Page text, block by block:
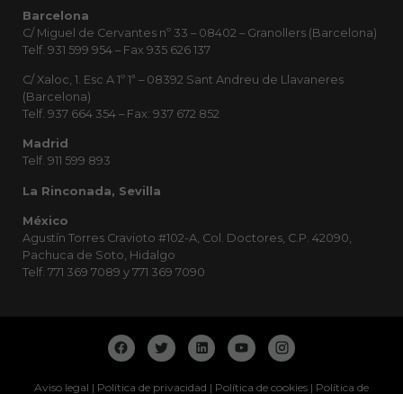
Barcelona
C/ Miguel de Cervantes nº 33 – 08402 – Granollers (Barcelona)
Telf. 931 599 954 – Fax 935 626 137
C/ Xaloc, 1. Esc A 1º 1ª – 08392 Sant Andreu de Llavaneres
(Barcelona)
Telf. 937 664 354 – Fax: 937 672 852
Madrid
Telf. 911 599 893
La Rinconada, Sevilla
México
Agustín Torres Cravioto #102-A, Col. Doctores, C.P. 42090,
Pachuca de Soto, Hidalgo
Telf. 771 369 7089 y 771 369 7090
Aviso legal | Política de privacidad | Política de cookies | Política de